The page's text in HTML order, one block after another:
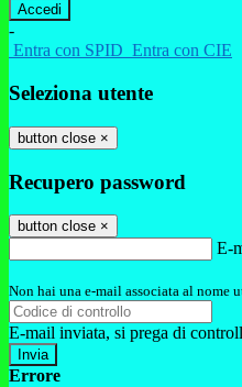
-
Entra con SPID Entra con CIE
Seleziona utente
button close ×
Recupero password
button close ×
E-
Non hai una e-mail associata al nome
E-mail inviata, si prega di
Errore